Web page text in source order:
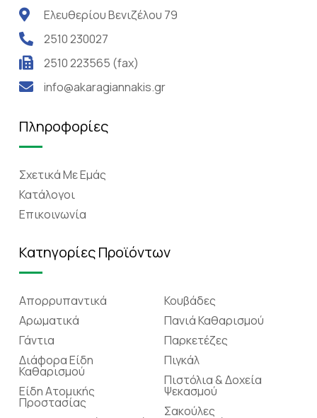
Ελευθερίου Βενιζέλου 79
2510 230027
2510 223565 (fax)
info@akaragiannakis.gr
Πληροφορίες
Σχετικά Mε Eμάς
Κατάλογοι
Επικοινωνία
Κατηγορίες Προϊόντων
Απορρυπαντικά
Αρωματικά
Γάντια
Διάφορα Είδη
Καθαρισμού
Είδη Ατομικής
Προστασίας
Κουβάδες
Πανιά Καθαρισμού
Παρκετέζες
Πιγκάλ
Πιστόλια & Δοχεία
Ψεκασμού
Σακούλες